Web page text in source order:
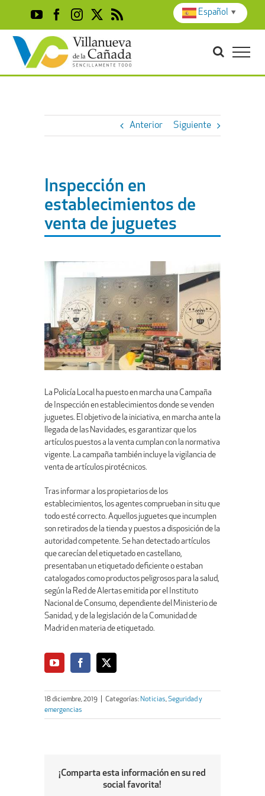
content
YouTubeFacebook
Instagram
X Rss
Anterior Siguiente
Inspección en
establecimientos de
venta de juguetes
La Policía Local ha puesto en marcha una Campaña
de Inspección en establecimientos donde se venden
juguetes. El objetivo de la iniciativa, en marcha ante la
llegada de las Navidades, es garantizar que los
artículos puestos a la venta cumplan con la normativa
vigente. La campaña también incluye la vigilancia de
venta de artículos pirotécnicos.
Tras informar a los propietarios de los
establecimientos, los agentes comprueban in situ que
todo esté correcto. Aquellos juguetes que incumplen
son retirados de la tienda y puestos a disposición de la
autoridad competente. Se han detectado artículos
que carecían del etiquetado en castellano,
presentaban un etiquetado deficiente o estaban
catalogados como productos peligrosos para la salud,
según la Red de Alertas emitida por el Instituto
Nacional de Consumo, dependiente del Ministerio de
Sanidad, y de la legislación de la Comunidad de
Madrid en materia de etiquetado.
18 diciembre, 2019 Categorías: Noticias,Seguridad y
emergencias
¡Comparta esta información en su red
social favorita!
Español ▼